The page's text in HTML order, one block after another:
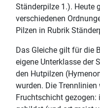
Ständerpilze 1.). Heute
verschiedenen
Pilzen in Rubrik
Das Gleiche gilt für die
eigene Unterklasse der
den Hutpilzen
wurden. Die
Fruchtschicht gezogen: